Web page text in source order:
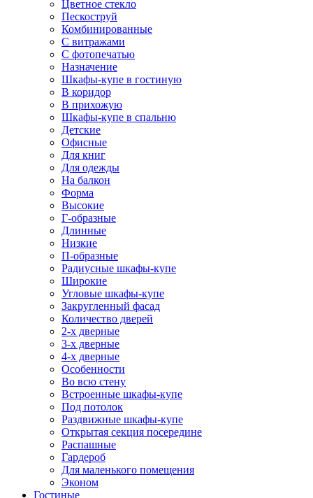
Цветное стекло
Пескоструй
Комбинированные
С витражами
С фотопечатью
Назначение
Шкафы-купе в гостиную
В коридор
В прихожую
Шкафы-купе в спальню
Детские
Офисные
Для книг
Для одежды
На балкон
Форма
Высокие
Г-образные
Длинные
Низкие
П-образные
Радиусные шкафы-купе
Широкие
Угловые шкафы-купе
Закругленный фасад
Количество дверей
2-х дверные
3-х дверные
4-х дверные
Особенности
Во всю стену
Встроенные шкафы-купе
Под потолок
Раздвижные шкафы-купе
Открытая секция посередине
Распашные
Гардероб
Для маленького помещения
Эконом
Гостиные